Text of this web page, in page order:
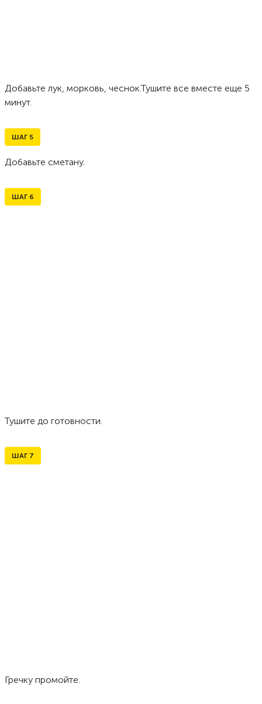
Добавьте лук, морковь, чеснок.Тушите все вместе еще 5
минут.
ШАГ 5
Добавьте сметану.
ШАГ 6
Тушите до готовности.
ШАГ 7
Гречку промойте.